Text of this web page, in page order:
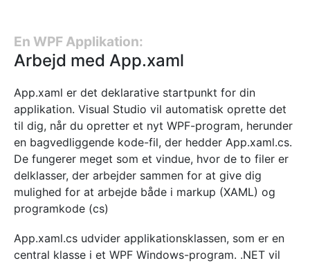
En WPF Applikation:
Arbejd med App.xaml
App.xaml er det deklarative startpunkt for din
applikation. Visual Studio vil automatisk oprette det
til dig, når du opretter et nyt WPF-program, herunder
en bagvedliggende kode-fil, der hedder App.xaml.cs.
De fungerer meget som et vindue, hvor de to filer er
delklasser, der arbejder sammen for at give dig
mulighed for at arbejde både i markup (XAML) og
programkode (cs)
App.xaml.cs udvider applikationsklassen, som er en
central klasse i et WPF Windows-program. .NET vil